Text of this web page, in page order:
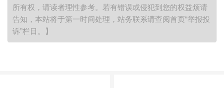
所有权，请读者理性参考。若有错误或侵犯到您的权益烦请
告知，本站将于第一时间处理，站务联系请查阅首页“举报投
诉”栏目。】